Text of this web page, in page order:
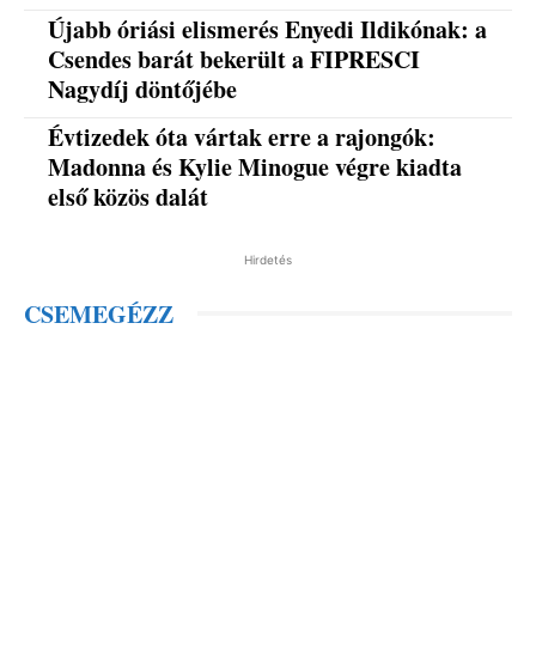
Újabb óriási elismerés Enyedi Ildikónak: a
Csendes barát bekerült a FIPRESCI
Nagydíj döntőjébe
Évtizedek óta vártak erre a rajongók:
Madonna és Kylie Minogue végre kiadta
első közös dalát
Hirdetés
CSEMEGÉZZ